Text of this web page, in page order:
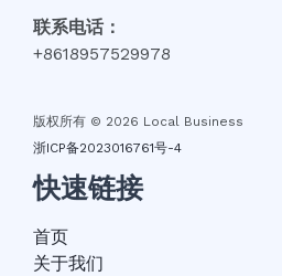
联系电话：
+8618957529978
版权所有 © 2026 Local Business
浙ICP备2023016761号-4
快速链接
首页
关于我们